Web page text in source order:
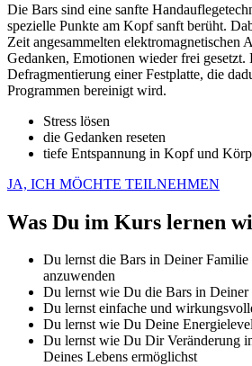
Die Bars sind eine sanfte
spezielle Punkte am Kopf sanft berüht.
Zeit angesammelten elektromagnetischen
Gedanken, Emotionen wieder frei gesetzt.
Defragmentierung einer Festplatte, die
Programmen bereinigt wird.
Stress lösen
die Gedanken reseten
tiefe Entspannung in Kopf und
JA, ICH MÖCHTE TEILNEHMEN
Was Du im Kurs lernen
Du lernst die Bars in Deiner Familie
anzuwenden
Du lernst wie Du die Bars in Deiner
Du lernst einfache und
Du lernst wie Du Deine
Du lernst wie Du Dir Veränderung
Deines Lebens ermöglichst